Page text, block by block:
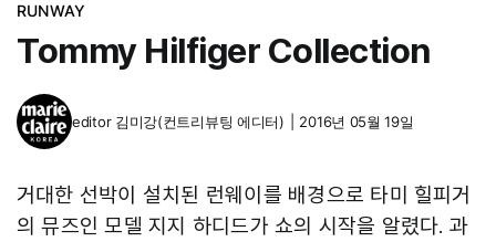
RUNWAY
Tommy Hilfiger Collection
editor 김미강(컨트리뷰팅 에디터) 2016년 05월 19일
거대한 선박이 설치된 런웨이를 배경으로 타미 힐피거
의 뮤즈인 모델 지지 하디드가 쇼의 시작을 알렸다. 과